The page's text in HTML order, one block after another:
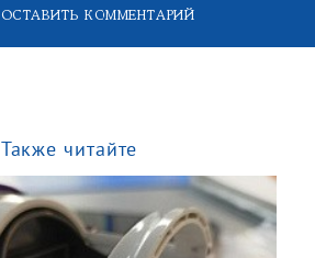
ОСТАВИТЬ КОММЕНТАРИЙ
Также читайте